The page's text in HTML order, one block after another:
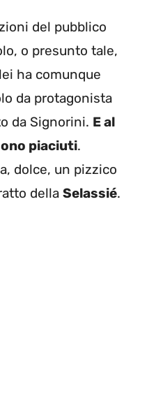
del pubblico
o presunto tale,
ha comunque
da protagonista
da Signorini. E al
piaciuti.
dolce, un pizzico
della Selassié.